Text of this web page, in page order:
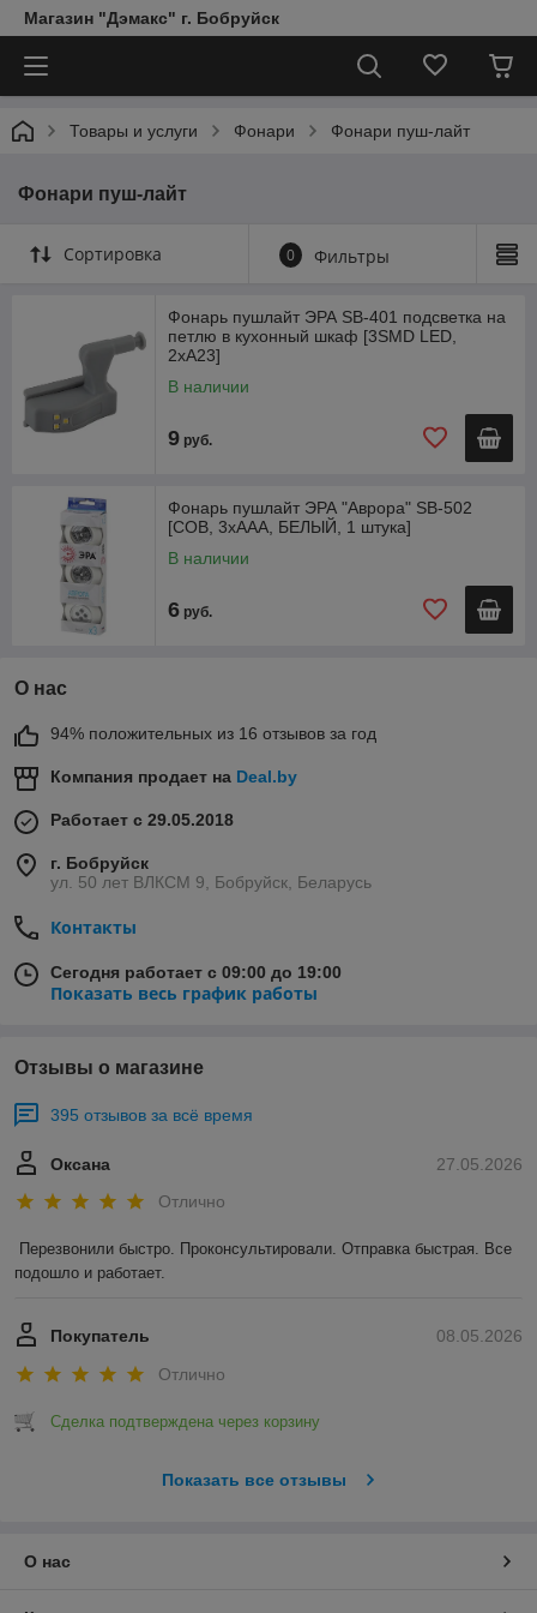
Магазин "Дэмакс" г. Бобруйск
Товары и услуги Фонари Фонари пуш-лайт
Фонари пуш-лайт
Сортировка 0 Фильтры
Фонарь пушлайт ЭРА SB-401 подсветка на
петлю в кухонный шкаф [3SMD LED,
2xA23]
В наличии
9 руб.
Фонарь пушлайт ЭРА "Аврора" SB-502
[COB, 3xAAA, БЕЛЫЙ, 1 штука]
В наличии
6 руб.
О нас
94% положительных из 16 отзывов за год
Компания продает на Deal.by
Работает с 29.05.2018
г. Бобруйск
ул. 50 лет ВЛКСМ 9, Бобруйск, Беларусь
Контакты
Сегодня работает с 09:00 до 19:00
Показать весь график работы
Отзывы о магазине
395 отзывов за всё время
27.05.2026
Оксана
Отлично
Перезвонили быстро. Проконсультировали. Отправка быстрая. Все
подошло и работает.
08.05.2026
Покупатель
Отлично
Сделка подтверждена через корзину
Показать все отзывы
О нас